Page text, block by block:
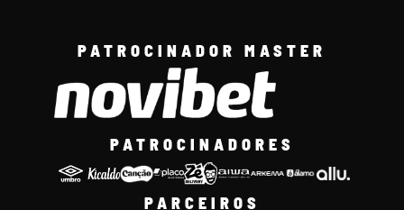
PATROCINADOR MASTER
PATROCINADORES
PARCEIROS